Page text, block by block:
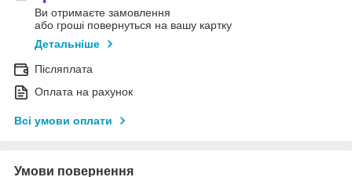
Ви отримаєте замовлення
або гроші повернуться на вашу картку
Детальніше
Післяплата
Оплата на рахунок
Всі умови оплати
Умови повернення